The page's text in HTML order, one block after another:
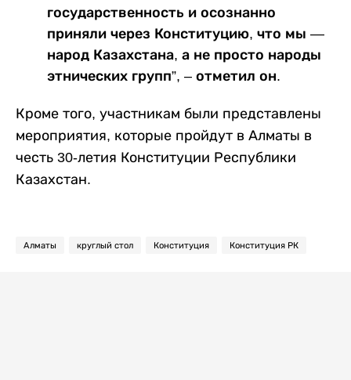
государственность и осознанно
приняли через Конституцию, что мы —
народ Казахстана, а не просто народы
этнических групп”, – отметил он.
Кроме того, участникам были представлены
мероприятия, которые пройдут в Алматы в
честь 30-летия Конституции Республики
Казахстан.
Алматы круглый стол Конституция Конституция РК